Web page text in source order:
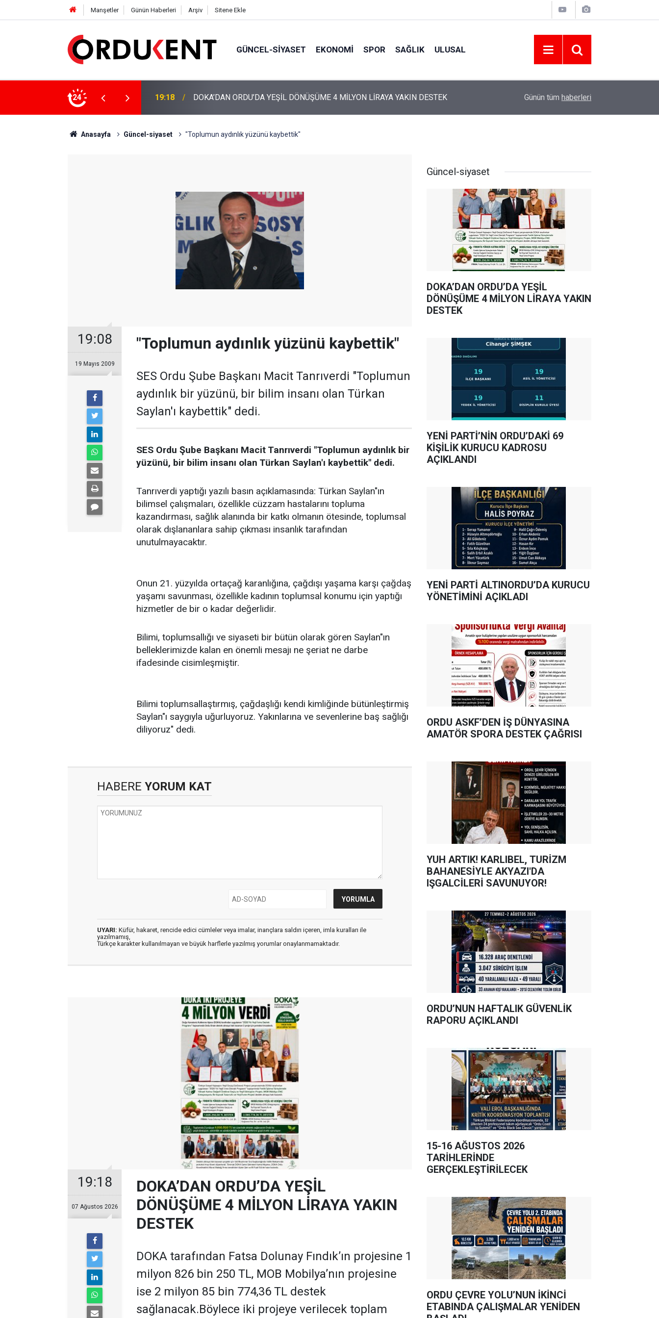
Manşetler Günün Haberleri Arşiv Sitene Ekle
GÜNCEL-SIYASET EKONOMI SPOR SAĞLIK ULUSAL
24
4 MİLYON LİRAYA YAKIN DESTEK 12:46 YENİ PARTİ’NİN ORDU’DAKİ 69 KİŞİLİK KURUCU KADROSU AÇIKLANDI YENİ PARTİ ALTINORDU’DA KURUCU
Günün tüm haberleri
Anasayfa Güncel-siyaset "Toplumun aydınlık yüzünü kaybettik"
19:08
19 Mayıs 2009
"Toplumun aydınlık yüzünü kaybettik"
SES Ordu Şube Başkanı Macit Tanrıverdi "Toplumun
aydınlık bir yüzünü, bir bilim insanı olan Türkan
Saylan'ı kaybettik" dedi.
SES Ordu Şube Başkanı Macit Tanrıverdi "Toplumun aydınlık bir
yüzünü, bir bilim insanı olan Türkan Saylan'ı kaybettik" dedi.
Tanrıverdi yaptığı yazılı basın açıklamasında: Türkan Saylan"ın
bilimsel çalışmaları, özellikle cüzzam hastalarını topluma
kazandırması, sağlık alanında bir katkı olmanın ötesinde, toplumsal
olarak dışlananlara sahip çıkması insanlık tarafından
unutulmayacaktır.
Onun 21. yüzyılda ortaçağ karanlığına, çağdışı yaşama karşı çağdaş
yaşamı savunması, özellikle kadının toplumsal konumu için yaptığı
hizmetler de bir o kadar değerlidir.
Bilimi, toplumsallığı ve siyaseti bir bütün olarak gören Saylan"ın
belleklerimizde kalan en önemli mesajı ne şeriat ne darbe
ifadesinde cisimleşmiştir.
Bilimi toplumsallaştırmış, çağdaşlığı kendi kimliğinde bütünleştirmiş
Saylan"ı saygıyla uğurluyoruz. Yakınlarına ve sevenlerine baş sağlığı
diliyoruz" dedi.
HABERE YORUM KAT
UYARI: Küfür, hakaret, rencide edici cümleler veya imalar, inançlara saldırı içeren, imla kuralları ile
yazılmamış,
Türkçe karakter kullanılmayan ve büyük harflerle yazılmış yorumlar onaylanmamaktadır.
19:18
07 Ağustos 2026
DOKA’DAN ORDU’DA YEŞİL
DÖNÜŞÜME 4 MİLYON LİRAYA YAKIN
DESTEK
DOKA tarafından Fatsa Dolunay Fındık’ın projesine 1
milyon 826 bin 250 TL, MOB Mobilya’nın projesine
ise 2 milyon 85 bin 774,36 TL destek
sağlanacak.Böylece iki projeye verilecek toplam
Güncel-siyaset
DOKA’DAN ORDU’DA YEŞİL
DÖNÜŞÜME 4 MİLYON LİRAYA YAKIN
DESTEK
YENİ PARTİ’NİN ORDU’DAKİ 69
KİŞİLİK KURUCU KADROSU
AÇIKLANDI
YENİ PARTİ ALTINORDU’DA KURUCU
YÖNETİMİNİ AÇIKLADI
ORDU ASKF’DEN İŞ DÜNYASINA
AMATÖR SPORA DESTEK ÇAĞRISI
YUH ARTIK! KARLIBEL, TURİZM
BAHANESİYLE AKYAZI'DA
IŞGALCİLERİ SAVUNUYOR!
ORDU’NUN HAFTALIK GÜVENLİK
RAPORU AÇIKLANDI
15-16 AĞUSTOS 2026
TARİHLERİNDE
GERÇEKLEŞTİRİLECEK
ORDU ÇEVRE YOLU’NUN İKİNCİ
ETABINDA ÇALIŞMALAR YENİDEN